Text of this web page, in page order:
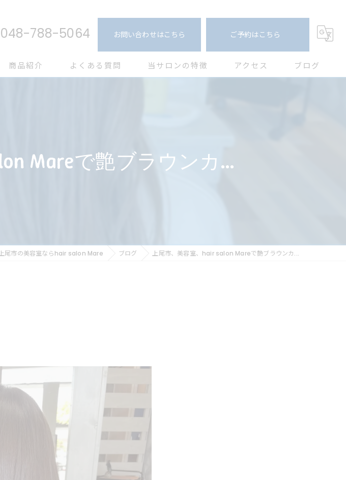
048-788-5064 お問い合わせはこちら ご予約はこちら
商品紹介 よくある質問 当サロンの特徴
トリートメント
アクセス ブログ
Mareで艶ブラウンカ...
尾市の美容室ならhair salon Mare ブログ 上尾市、美容室、hair salon Mareで艶ブラウンカ...